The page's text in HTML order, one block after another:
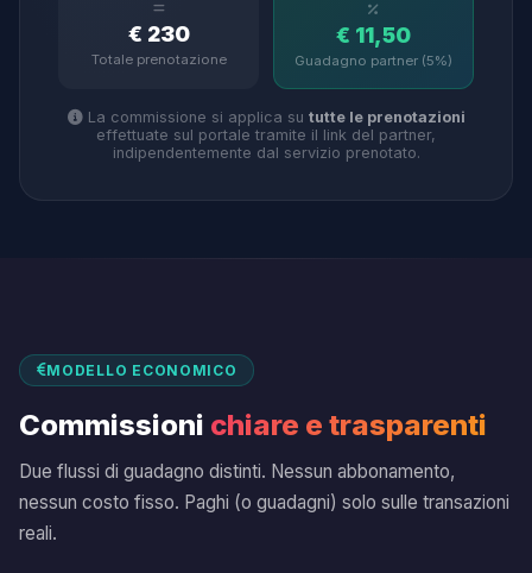
€ 230
Totale prenotazione
€ 11,50
Guadagno partner (5%)
La commissione si applica su tutte le prenotazioni
effettuate sul portale tramite il link del partner,
indipendentemente dal servizio prenotato.
MODELLO ECONOMICO
Commissioni chiare e trasparenti
Due flussi di guadagno distinti. Nessun abbonamento,
nessun costo fisso. Paghi (o guadagni) solo sulle transazioni
reali.